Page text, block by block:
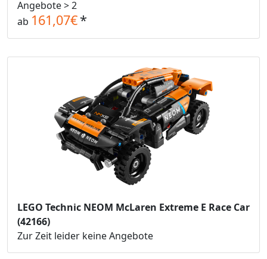
Angebote > 2
ab 161,07€*
LEGO Technic NEOM McLaren Extreme E Race Car
(42166)
Zur Zeit leider keine Angebote